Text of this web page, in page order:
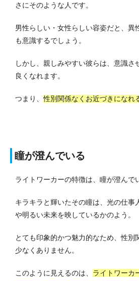
さにそのような人です。
男性らしい・女性らしい容姿だと、異
も意識するでしょう。
しかし、親しみやすい彼らは、意識さ
良くなれます。
つまり、性別関係なくお近づきになれ
瞳が澄んでいる
ライトワーカーの特徴は、瞳が澄んで
キラキラと輝いたその瞳は、光の仕事
や明るい未来を映しているかのよう。
とても印象的かつ魅力的なため、性別
少なくありません。
このように見えるのは、 ライトワーカ